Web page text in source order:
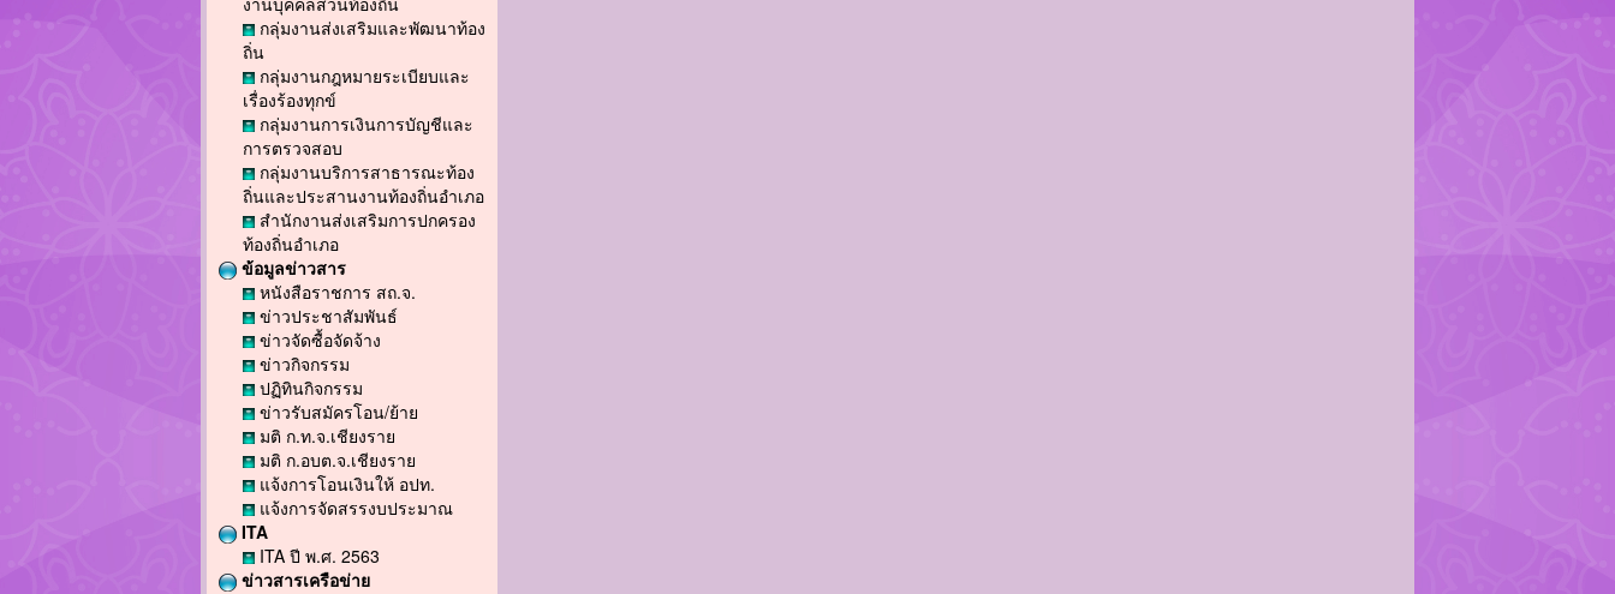
กลุ่มงานส่งเสริมและพัฒนาท้อง
ถิ่น
กลุ่มงานกฎหมายระเบียบและ
เรื่องร้องทุกข์
กลุ่มงานการเงินการบัญชีและ
การตรวจสอบ
กลุ่มงานบริการสาธารณะท้อง
ถิ่นและประสานงานท้องถิ่นอำเภอ
สำนักงานส่งเสริมการปกครอง
ท้องถิ่นอำเภอ
ข้อมูลข่าวสาร
หนังสือราชการ สถ.จ.
ข่าวประชาสัมพันธ์
ข่าวจัดซื้อจัดจ้าง
ข่าวกิจกรรม
ปฏิทินกิจกรรม
ข่าวรับสมัครโอน/ย้าย
มติ ก.ท.จ.เชียงราย
มติ ก.อบต.จ.เชียงราย
แจ้งการโอนเงินให้ อปท.
แจ้งการจัดสรรงบประมาณ
ITA
ITA ปี พ.ศ. 2563
ข่าวสารเครือข่าย